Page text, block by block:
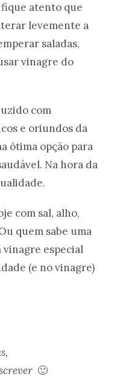
atento que
levemente a
saladas,
vinagre do
com
e oriundos da
ótima opção para
Na hora da
com sal, alho,
quem sabe uma
vinagre especial
(e no vinagre)
🙂